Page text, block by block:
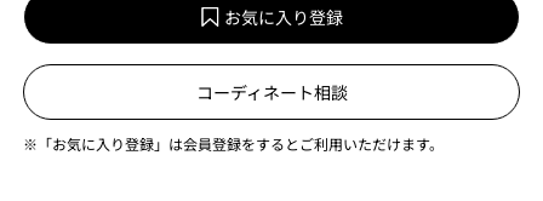
お気に入り登録
コーディネート相談
※「お気に入り登録」は会員登録をするとご利用いただけます。